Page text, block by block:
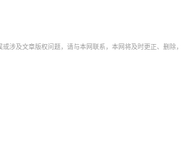
涉及文章版权问题，请与本网联系，本网将及时更正、删除